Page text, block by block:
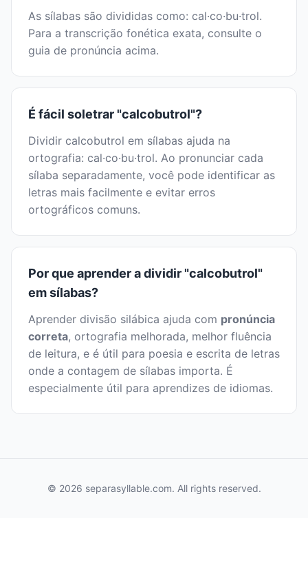
As sílabas são divididas como: cal·co·bu·trol.
Para a transcrição fonética exata, consulte o
guia de pronúncia acima.
É fácil soletrar "calcobutrol"?
Dividir calcobutrol em sílabas ajuda na
ortografia: cal·co·bu·trol. Ao pronunciar cada
sílaba separadamente, você pode identificar as
letras mais facilmente e evitar erros
ortográficos comuns.
Por que aprender a dividir "calcobutrol"
em sílabas?
Aprender divisão silábica ajuda com pronúncia
correta, ortografia melhorada, melhor fluência
de leitura, e é útil para poesia e escrita de letras
onde a contagem de sílabas importa. É
especialmente útil para aprendizes de idiomas.
© 2026 separasyllable.com. All rights reserved.